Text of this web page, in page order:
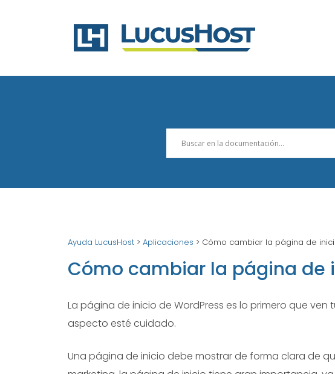
Ayuda LucusHost > Aplicaciones > Cómo cambiar la página de
Cómo cambiar la página de
La página de inicio de WordPress es lo primero que
aspecto esté cuidado.
Una página de inicio debe mostrar de forma clara de